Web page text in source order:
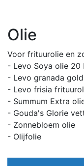
Olie
Voor frituurolie en
- Levo Soya olie 20
- Levo granada
- Levo frisia
- Summum Extra
- Gouda's Glorie
- Zonnebloem olie
- Olijfolie